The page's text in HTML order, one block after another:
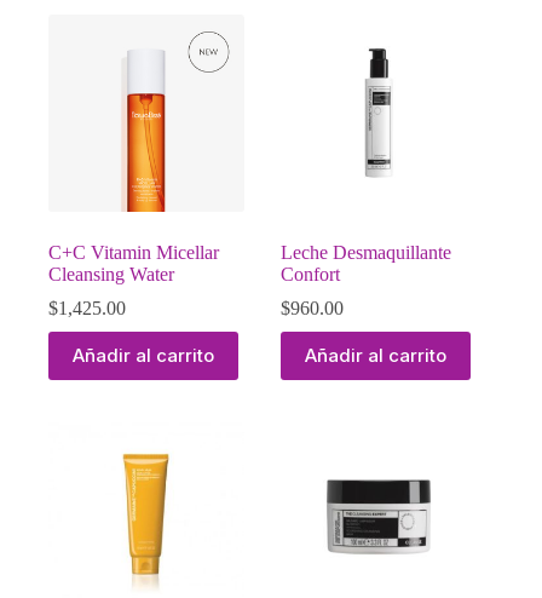
C+C Vitamin Micellar
Cleansing Water
$1,425.00
Añadir al carrito
Leche Desmaquillante
Confort
$960.00
Añadir al carrito